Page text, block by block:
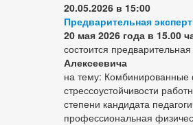
20.05.2026 в 15:00
Предварительная
20 мая 2026 года в 15.00
состоится
Алексеевича
на тему:
стрессоустойчивости
степени кандидата
профессиональная